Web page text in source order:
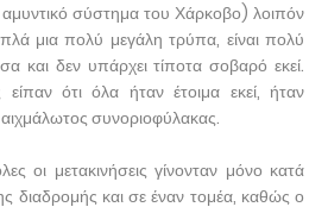
αμυντικό σύστημα του Χάρκοβο) λοιπόν
μια πολύ μεγάλη τρύπα, είναι πολύ
και δεν υπάρχει τίποτα σοβαρό εκεί.
ότι όλα ήταν έτοιμα εκεί, ήταν
συνοριοφύλακας.
οι μετακινήσεις γίνονταν μόνο κατά
διαδρομής και σε έναν τομέα, καθώς ο